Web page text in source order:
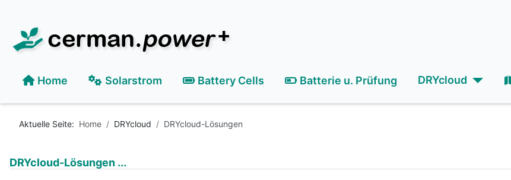
Home Solarstrom Battery Cells Batterie u. Prüfung DRYcloud
Aktuelle Seite: Home DRYcloud DRYcloud-Lösungen
DRYcloud-Lösungen ...